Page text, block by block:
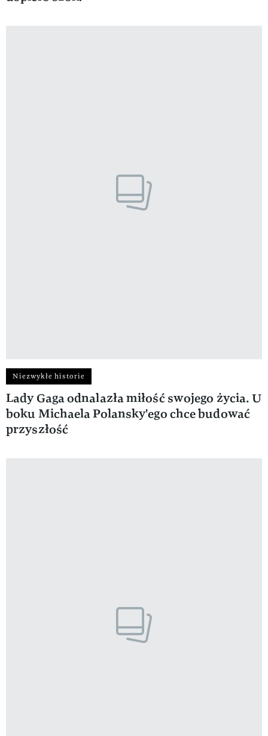
Niezwykłe historie
Lady Gaga odnalazła miłość swojego życia. U
boku Michaela Polansky'ego chce budować
przyszłość